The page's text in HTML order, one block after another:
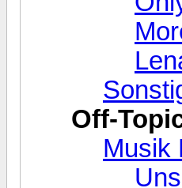
Off-
Musik